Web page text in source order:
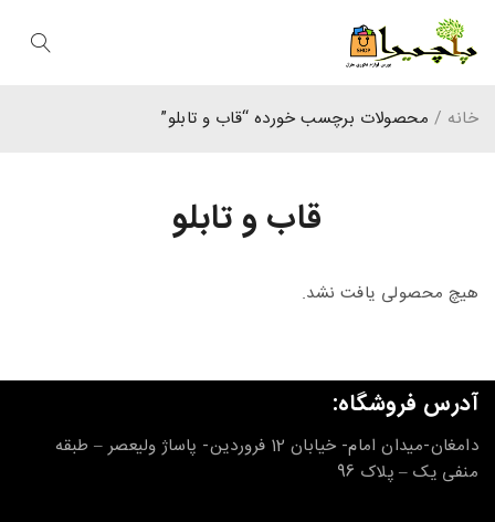
قاب و تابلو
خانه / محصولات برچسب خورده “قاب و تابلو”
هیچ محصولی یافت نشد.
آدرس فروشگاه:
دامغان-میدان امام- خیابان 12 فروردین- پاساژ ولیعصر – طبقه
منفی یک – پلاک 96